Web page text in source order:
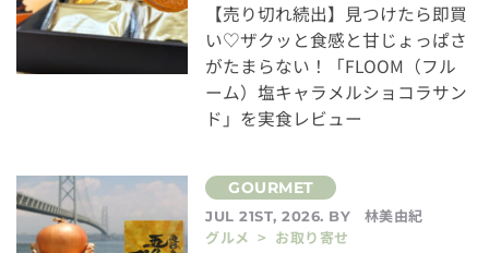
【売り切れ続出】見つけたら即買
い♡ザクッと食感と甘じょっぱさ
がたまらない！「FLOOM（フル
ーム）塩キャラメルショコラサン
ド」を実食レビュー
JUL 21ST, 2026. BY
林美由紀
グルメ > お取り寄せ